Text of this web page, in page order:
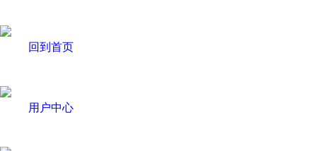
回到首页
用户中心